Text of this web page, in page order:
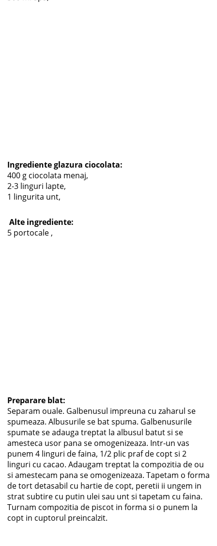
Ingrediente glazura ciocolata:
400 g ciocolata menaj,
2-3 linguri lapte,
1 lingurita unt,
Alte ingrediente:
5 portocale ,
Preparare blat:
Separam ouale. Galbenusul impreuna cu zaharul se
spumeaza. Albusurile se bat spuma. Galbenusurile
spumate se adauga treptat la albusul batut si se
amesteca usor pana se omogenizeaza. Intr-un vas
punem 4 linguri de faina, 1/2 plic praf de copt si 2
linguri cu cacao. Adaugam treptat la compozitia de ou
si amestecam pana se omogenizeaza. Tapetam o forma
de tort detasabil cu hartie de copt, peretii ii ungem in
strat subtire cu putin ulei sau unt si tapetam cu faina.
Turnam compozitia de piscot in forma si o punem la
copt in cuptorul preincalzit.